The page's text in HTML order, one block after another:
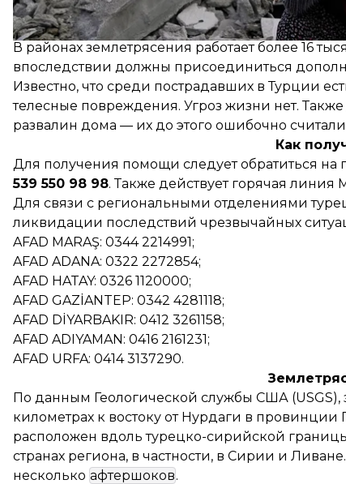
В районах землетрясения работает более 16
впоследствии должны присоединиться
Известно, что среди пострадавших в Турции
телесные повреждения. Угроз жизни нет.
развалин дома — их до этого ошибочно
Как
Для получения помощи следует обратиться
539 550 98 98. Также действует горячая
Для связи с региональными отделениями
ликвидации последствий чрезвычайных
AFAD MARAŞ: 0344 2214991;
AFAD ADANA: 0322 2272854;
AFAD HATAY: 0326 1120000;
AFAD GAZİANTEP: 0342 4281118;
AFAD DİYARBAKIR: 0412 3261158;
AFAD ADIYAMAN: 0416 2161231;
AFAD URFA: 0414 3137290.
По данным Геологической службы США (USGS),
километрах к востоку от Нурдаги в провинции
расположен вдоль турецко-сирийской
странах региона, в частности, в Сирии и
несколько афтершоков.